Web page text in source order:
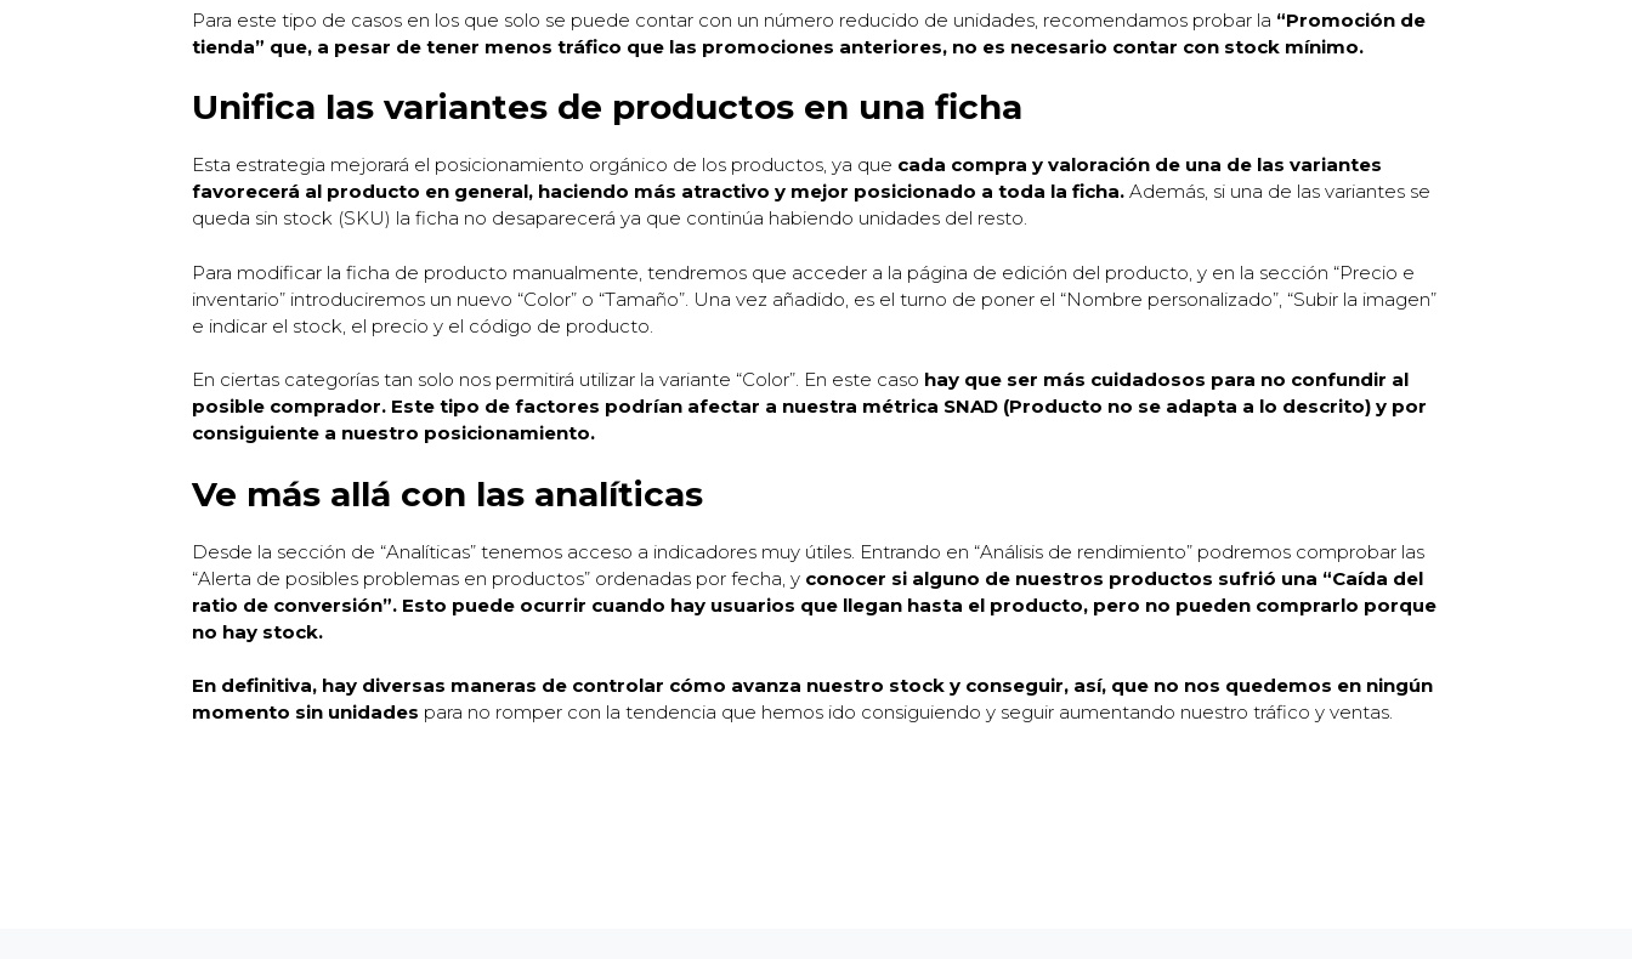
Para este tipo de casos en los que solo se puede contar con un número reducido de unidades, recomendamos probar la “Promoción de
tienda” que, a pesar de tener menos tráfico que las promociones anteriores, no es necesario contar con stock mínimo.
Unifica las variantes de productos en una ficha
Esta estrategia mejorará el posicionamiento orgánico de los productos, ya que cada compra y valoración de una de las variantes
favorecerá al producto en general, haciendo más atractivo y mejor posicionado a toda la ficha. Además, si una de las variantes se
queda sin stock (SKU) la ficha no desaparecerá ya que continúa habiendo unidades del resto.
Para modificar la ficha de producto manualmente, tendremos que acceder a la página de edición del producto, y en la sección “Precio e
inventario” introduciremos un nuevo “Color” o “Tamaño”. Una vez añadido, es el turno de poner el “Nombre personalizado”, “Subir la imagen”
e indicar el stock, el precio y el código de producto.
En ciertas categorías tan solo nos permitirá utilizar la variante “Color”. En este caso hay que ser más cuidadosos para no confundir al
posible comprador. Este tipo de factores podrían afectar a nuestra métrica SNAD (Producto no se adapta a lo descrito) y por
consiguiente a nuestro posicionamiento.
Ve más allá con las analíticas
Desde la sección de “Analíticas” tenemos acceso a indicadores muy útiles. Entrando en “Análisis de rendimiento” podremos comprobar las
“Alerta de posibles problemas en productos” ordenadas por fecha, y conocer si alguno de nuestros productos sufrió una “Caída del
ratio de conversión”. Esto puede ocurrir cuando hay usuarios que llegan hasta el producto, pero no pueden comprarlo porque
no hay stock.
En definitiva, hay diversas maneras de controlar cómo avanza nuestro stock y conseguir, así, que no nos quedemos en ningún
momento sin unidades para no romper con la tendencia que hemos ido consiguiendo y seguir aumentando nuestro tráfico y ventas.